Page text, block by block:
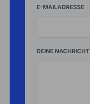
E-MAILADRESSE
DEINE NACHRICHT